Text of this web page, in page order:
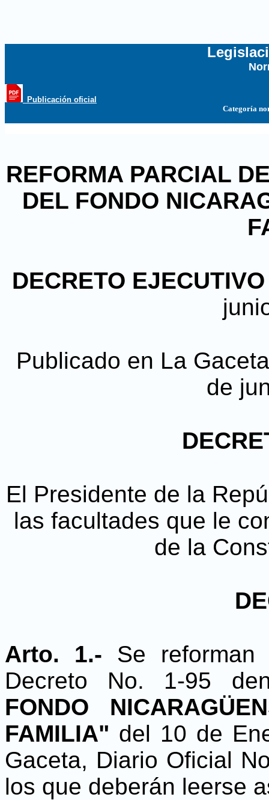
_Publicación oficial
Categoría
REFORMA PARCIAL
DEL FONDO
DECRETO
Publicado en La
de
El Presidente de la
las facultades que le
de la
Arto. 1.- Se
Decreto No. 1-95
FONDO
FAMILIA" del 10 de
Gaceta, Diario Oficial
los que deberán leerse